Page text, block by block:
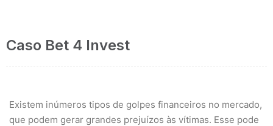
Caso Bet 4 Invest
Existem inúmeros tipos de golpes financeiros no mercado,
que podem gerar grandes prejuízos às vítimas. Esse pode